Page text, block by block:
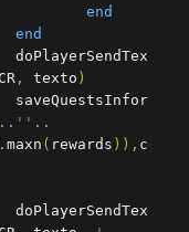
end
end
, texto )
				saveQuestsInfor
'' ..
. maxn ( rewards )), c